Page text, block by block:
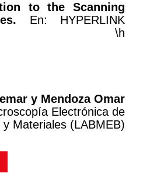
to the Scanning
En: HYPERLINK
f/» \h
y Mendoza Omar
Electrónica de
Materiales (LABMEB)